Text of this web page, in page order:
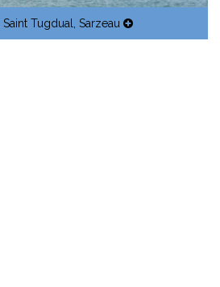
Saint Tugdual, Sarzeau